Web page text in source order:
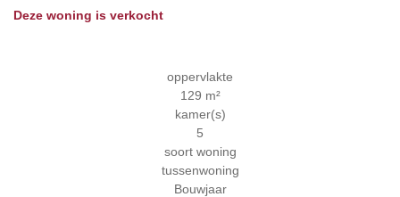
Deze woning is verkocht
oppervlakte
129 m²
kamer(s)
5
soort woning
tussenwoning
Bouwjaar